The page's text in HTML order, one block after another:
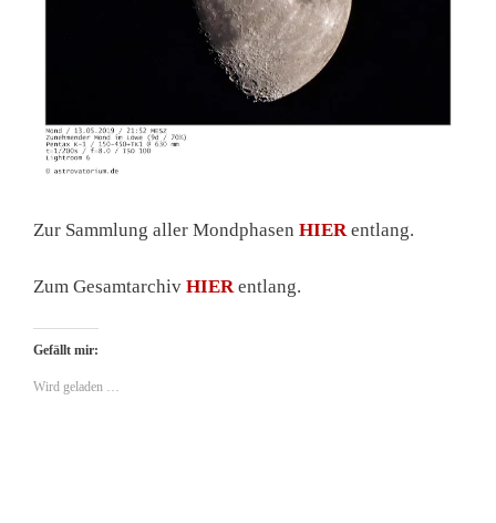
Zur Sammlung aller Mondphasen HIERentlang.
Zum Gesamtarchiv HIER entlang.
Gefällt mir:
Wird geladen …